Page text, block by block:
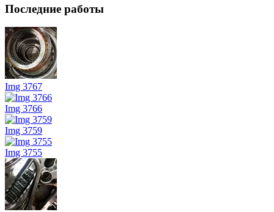
Последние работы
Img 3767
Img 3766
Img 3759
Img 3755